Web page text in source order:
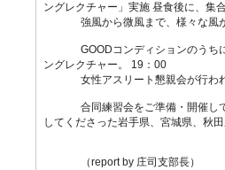
ングレクチャー」実施 昼食後に、集
強風から微風まで
ングレクチャー。 19：00
女性アスリート懇
してくださった岩手県、宮城県、秋
              （report by 庄司支部長）